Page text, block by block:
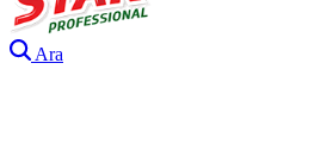
Ara